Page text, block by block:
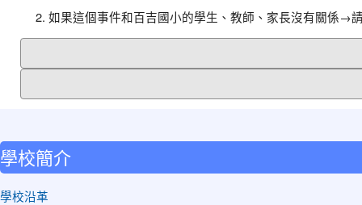
如果這個事件和百吉國小的學生、教師、家長沒有關係→
學校簡介
學校沿革